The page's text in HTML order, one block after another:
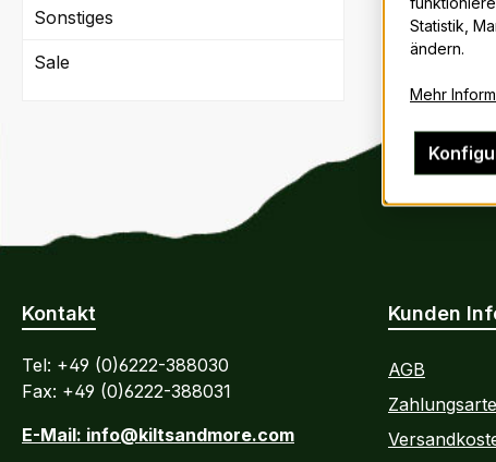
Sonstiges
Sale
Kontakt
Tel: +49 (0)6222-388030
Fax: +49 (0)6222-388031
E-Mail: info@kiltsandmore.com
Kunden
AGB
Statistik,
ändern.
Mehr